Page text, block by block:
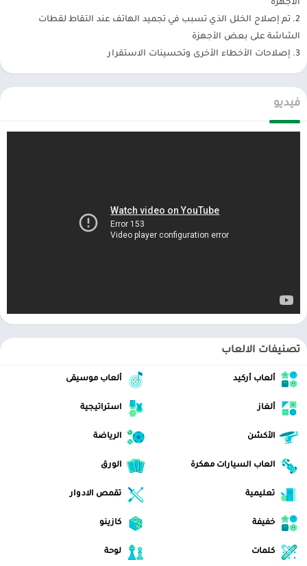
– التقاط الويب: إن أبسط طريقة لالتقاط لقطة شاشة للصفحة كاملة من
Master
الشاشة بأكملها بسهولة
– إضافة ملصق رموز تعبيرية: اجعل صورك تبدو حيوية ومثيرة للاهتمام
– إضافة نص على الصورة: يمكن تخصيص لون النص والخلفية والظل
والسكتة الدماغية والأسلوب والحجم وأكثر من ذلك
– صورة توضيحية ، جميع الأدوات التي تحتاجها: السهم ، المستقيم ، الدائرة ،
القلم
– يمكن تعليق الصورة الكبيرة مباشرةً ولا يلزم اقتصاصها أولاً
– ليس فقط لقطات الشاشة ولكن يتم دعم جميع الصور ، يمكنك استيراد
صورة من المعرض ، وحفظ HD ومشاركتها مع أصدقائك
خياطة الصور:
التعرف تلقائيًا على صور متعددة ودمجها في لقطة شاشة طويلة ، يمكن
الأجهزة
2. تم إصلاح الخلل الذي تسبب في تجميد الهاتف عند التقاط لقطات
الشاشة على بعض الأجهزة
3. إصلاحات الأخطاء الأخرى وتحسينات الاستقرار
فيديو
تصنيفات الالعاب
ألعاب أركيد ألعاب موسيقى
ألغاز استراتيجية
الأكشن الرياضة
العاب السيارات مهكرة الورق
تعليمية تقمص الادوار
خفيفة كازينو
كلمات لوحة